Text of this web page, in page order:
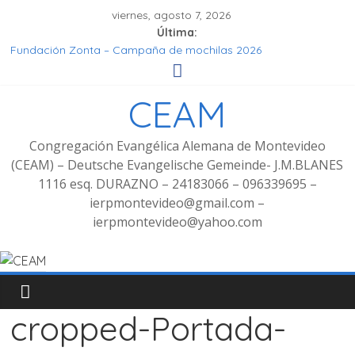
viernes, agosto 7, 2026
Última:
Fundación Zonta – Campaña de mochilas 2026
Seminar Hören, Verstehen, Geniessen
Fotos Culto bilingüe 8/2025 con bienvenida de grupo
CEAM
Congregación Evangélica Alemana de Montevideo
(CEAM) – Deutsche Evangelische Gemeinde- J.M.BLANES
1116 esq. DURAZNO – 24183066 – 096339695 –
ierpmontevideo@gmail.com –
ierpmontevideo@yahoo.com
cropped-Portada-